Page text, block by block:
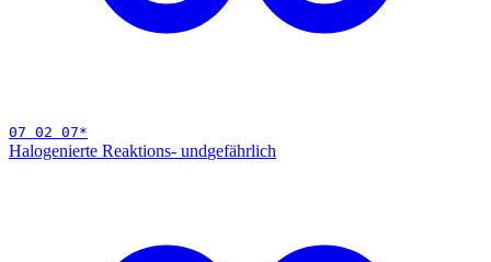
07 02 07*
Halogenierte Reaktions- undgefährlich